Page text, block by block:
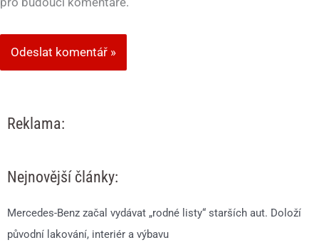
Reklama:
Nejnovější články:
Mercedes-Benz začal vydávat „rodné listy“ starších aut. Doloží
původní lakování, interiér a výbavu